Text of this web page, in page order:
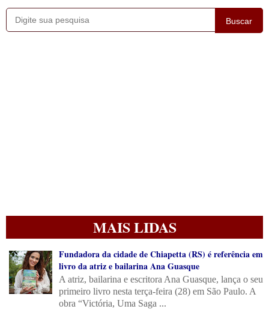
Buscar
MAIS LIDAS
Fundadora da cidade de Chiapetta (RS) é referência em
livro da atriz e bailarina Ana Guasque
A atriz, bailarina e escritora Ana Guasque, lança o seu
primeiro livro nesta terça-feira (28) em São Paulo. A
obra “Victória, Uma Saga ...